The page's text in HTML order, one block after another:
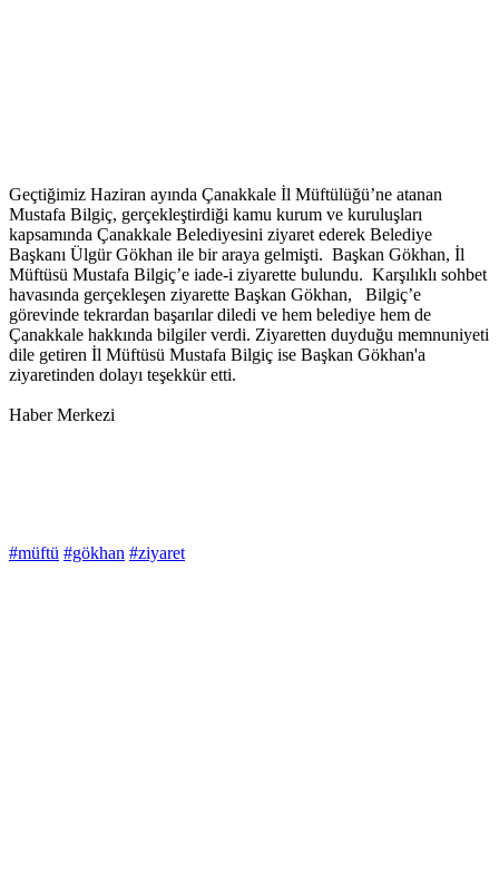
Geçtiğimiz Haziran ayında Çanakkale İl Müftülüğü’ne atanan
Mustafa Bilgiç, gerçekleştirdiği kamu kurum ve kuruluşları
kapsamında Çanakkale Belediyesini ziyaret ederek Belediye
Başkanı Ülgür Gökhan ile bir araya gelmişti. Başkan Gökhan, İl
Müftüsü Mustafa Bilgiç’e iade-i ziyarette bulundu. Karşılıklı sohbet
havasında gerçekleşen ziyarette Başkan Gökhan, Bilgiç’e
görevinde tekrardan başarılar diledi ve hem belediye hem de
Çanakkale hakkında bilgiler verdi. Ziyaretten duyduğu memnuniyeti
dile getiren İl Müftüsü Mustafa Bilgiç ise Başkan Gökhan'a
ziyaretinden dolayı teşekkür etti.
Haber Merkezi
#müftü #gökhan #ziyaret